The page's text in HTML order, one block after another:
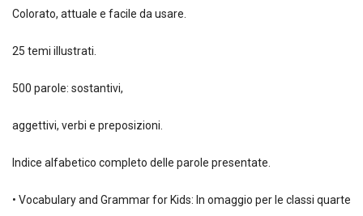
Colorato, attuale e facile da usare.
25 temi illustrati.
500 parole: sostantivi,
aggettivi, verbi e preposizioni.
Indice alfabetico completo delle parole presentate.
• Vocabulary and Grammar for Kids: In omaggio per le classi quarte